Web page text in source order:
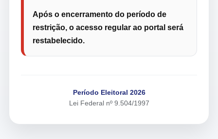
Após o encerramento do período de
restrição, o acesso regular ao portal será
restabelecido.
Período Eleitoral 2026
Lei Federal nº 9.504/1997